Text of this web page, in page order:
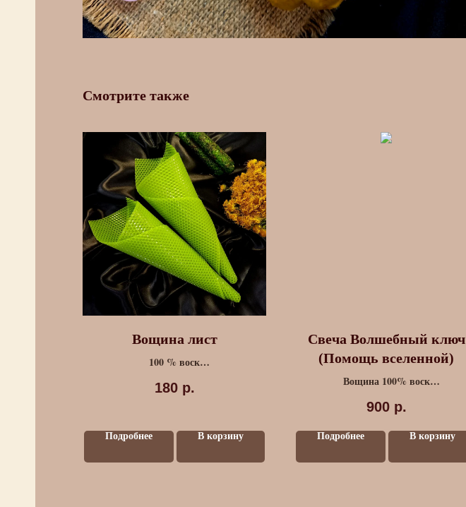
Смотрите также
Вощина лист
100 % воск
180 р.
Подробнее В корзину
Свеча Волшебный ключ
(Помощь вселенной)
Вощина 100% воск
900 р.
Подробнее В корзину